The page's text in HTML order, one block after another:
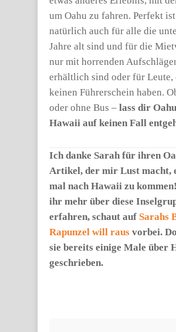
um Oahu zu fahren. Perfekt ist
natürlich auch für alle die
Jahre alt sind und für die
nur mit horrenden
erhältlich sind oder für Leute,
keinen Führerschein haben.
oder ohne Bus – lass dir
Hawaii auf keinen Fall
Ich danke Sarah für ihren
Artikel, der mir Lust macht,
mal nach Hawaii zu
ihr mehr über diese
erfahren, schaut auf Sarahs
Rapunzel will raus vorbei.
sie bereits einige Male über
geschrieben.